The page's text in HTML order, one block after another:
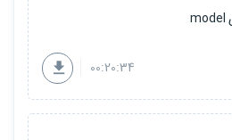
00:20:34